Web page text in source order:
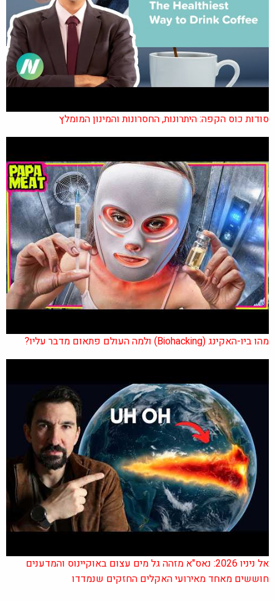
סודות כוס הקפה: היתרונות, החסרונות והמינון המומלץ
מהו ביו-האקינג (Biohacking) ולמה העולם פתאום מדבר עליו?
אל ניניו 2026: נאס"א מזהה גל מים עצום באוקיינוס והמדענים
חוששים מאחד מאירועי האקלים החזקים שנמדדו